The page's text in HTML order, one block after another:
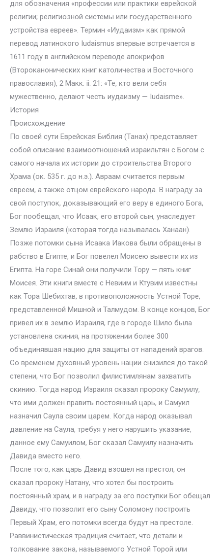
для обозначения «профессии или практики еврейской
религии; религиозной системы или государственного
устройства евреев». Термин «Иудаизм» как прямой
перевод латинского Iudaismus впервые встречается в
1611 году в английском переводе апокрифов
(Второканонических книг католичества и Восточного
православия), 2 Макк. ii. 21: «Те, кто вели себя
мужественно, делают честь иудаизму — Iudaisme».
История
Происхождение
По своей сути Еврейская Библия (Танах) представляет
собой описание взаимоотношений израильтян с Богом с
самого начала их истории до строительства Второго
Храма (ок. 535 г. до н.э.). Авраам считается первым
евреем, а также отцом еврейского народа. В награду за
свой поступок, доказывающий его веру в единого Бога,
Бог пообещал, что Исаак, его второй сын, унаследует
Землю Израиля (которая тогда называлась Ханаан).
Позже потомки сына Исаака Иакова были обращены в
рабство в Египте, и Бог повелел Моисею вывести их из
Египта. На горе Синай они получили Тору — пять книг
Моисея. Эти книги вместе с Невиим и Ктувим известны
как Тора Шебихтав, в противоположность Устной Торе,
представленной Мишной и Талмудом. В конце концов, Бог
привел их в землю Израиля, где в городе Шило была
установлена скиния, на протяжении более 300
объединявшая нацию для защиты от нападений врагов.
Со временем духовный уровень нации снизился до такой
степени, что Бог позволил филистимлянам захватить
скинию. Тогда народ Израиля сказал пророку Самуилу,
что ими должен править постоянный царь, и Самуил
назначил Саула своим царем. Когда народ оказывал
давление на Саула, требуя у него нарушить указание,
данное ему Самуилом, Бог сказал Самуилу назначить
Давида вместо него.
После того, как царь Давид взошел на престол, он
сказал пророку Натану, что хотел бы построить
постоянный храм, и в награду за его поступки Бог обещал
Давиду, что позволит его сыну Соломону построить
Первый Храм, его потомки всегда будут на престоле.
Раввинистическая традиция считает, что детали и
толкование закона, называемого Устной Торой или